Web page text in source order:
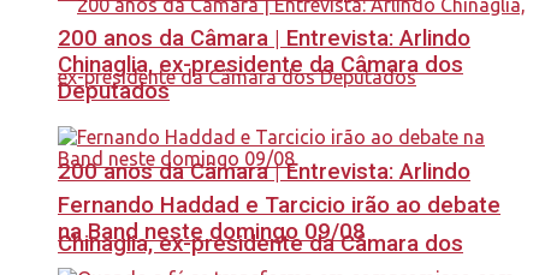
200 anos da Câmara | Entrevista: Arlindo
Chinaglia, ex-presidente da Câmara dos
200 anos da Câmara | Entrevista: Arlindo
Chinaglia, ex-presidente da Câmara dos
Deputados
Fernando Haddad e Tarcicio irão ao debate
na Band neste domingo 09/08